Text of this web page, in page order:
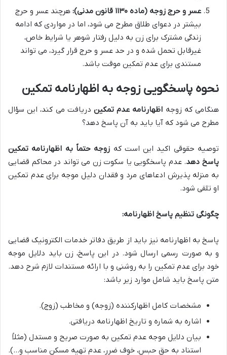
عسر و حرج زوجه (ماده ۱۱۳۰ قانون مدنی):
هرچند عسر و حرج
بیشتر در دعوای طلاق مطرح می شود، اما در مواردی که ادامه
زندگی مشترک برای زن به دلیل رفتار شوهر یا شرایط خاص،
غیرقابل تحمل شده و در حد عسر و حرج قرار گیرد، می تواند
مستندی برای عدم تمکین موقت باشد.
نحوه پاسخگویی زوجه به اظهارنامه تمکین
هنگامی که زوجه اظهارنامه عدم تمکین دریافت می کند، این سؤال
مطرح می شود که آیا باید به آن پاسخ دهد؟
توصیه حقوقی اکید این است که زوجه حتماً به اظهارنامه تمکین
پاسخ دهد. عدم پاسخگویی یا سکوت زن می تواند در محاکم قضایی
به منزله پذیرش ادعاهای مرد و فقدان دلیل موجه برای عدم تمکین
او تلقی شود.
چگونگی تنظیم پاسخ اظهارنامه:
پاسخ به اظهارنامه نیز باید از طریق دفاتر خدمات الکترونیک قضایی
و به صورت رسمی ارسال شود. در این پاسخ، زن باید دلایل موجه
خود برای عدم تمکین را به روشنی و با ارائه مستندات لازم شرح دهد.
متن پاسخ باید شامل موارد زیر باشد:
مشخصات کامل اظهارکننده (زوجه) و مخاطب (زوج).
اشاره به شماره و تاریخ اظهارنامه دریافتی.
بیان دلایل موجه عدم تمکین به صورت صریح و مستدل (مثلاً
استناد به حق حبس، خوف ضرر، عدم تهیه مسکن مناسب و…).